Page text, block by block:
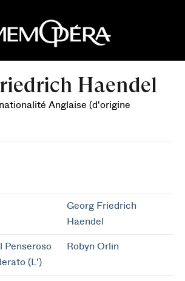
Haendel
Anglaise (d'origine
Georg Friedrich
Haendel
Penseroso
(L')
Robyn Orlin